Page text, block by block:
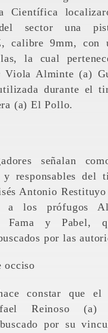
Científica
sector una
calibre 9mm, con
la cual
Viola Alminte (a)
durante el
(a) El Pollo.
y responsables del
Antonio
a los prófugos
y Pabel,
por las
occiso
Reinoso (a)
por su